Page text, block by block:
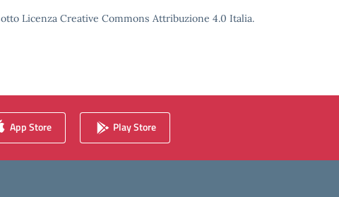
Licenza Creative Commons Attribuzione 4.0 Italia.
App Store Play Store